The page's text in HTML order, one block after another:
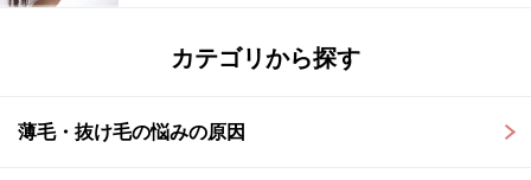
カテゴリから探す
薄毛・抜け毛の悩みの原因